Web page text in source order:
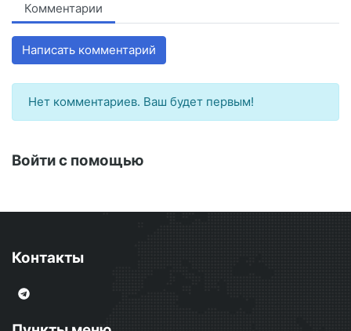
Комментарии
Написать комментарий
Нет комментариев. Ваш будет первым!
Войти с помощью
Контакты